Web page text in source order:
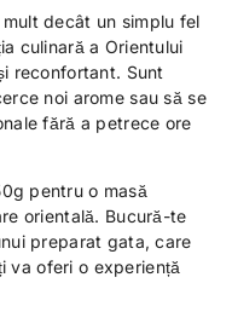
decât un simplu fel
culinară a Orientului
reconfortant. Sunt
noi arome sau să se
fără a petrece ore
pentru o masă
orientală. Bucură-te
preparat gata, care
va oferi o experiență